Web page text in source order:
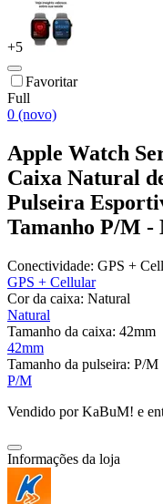
+5
Favoritar
Full
0 (novo)
Apple Watch
Caixa Natural
Pulseira
Tamanho P/M
Conectividade: GPS +
GPS + Cellular
Cor da caixa: Natural
Natural
Tamanho da caixa: 42mm
42mm
Tamanho da pulseira: P/M
P/M
Vendido porKaBuM! e
Informações da loja